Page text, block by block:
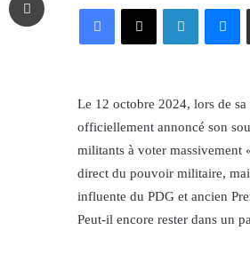
FacebookX LinkedIn
Le 12 octobre 2024, lors de
officiellement annoncé son
militants à voter massivement
direct du pouvoir militaire,
influente du PDG et ancien
Peut-il encore rester dans un